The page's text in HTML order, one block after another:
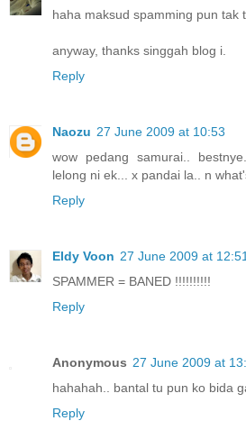
haha maksud spamming pun tak
anyway, thanks singgah blog i.
Reply
Naozu 27 June 2009 at 10:53
wow pedang samurai..
lelong ni ek... x pandai la.. n
Reply
Eldy Voon 27 June 2009 at 12:51
SPAMMER = BANED !!!!!!!!!!
Reply
Anonymous 27 June 2009 at
hahahah.. bantal tu pun ko bida
Reply